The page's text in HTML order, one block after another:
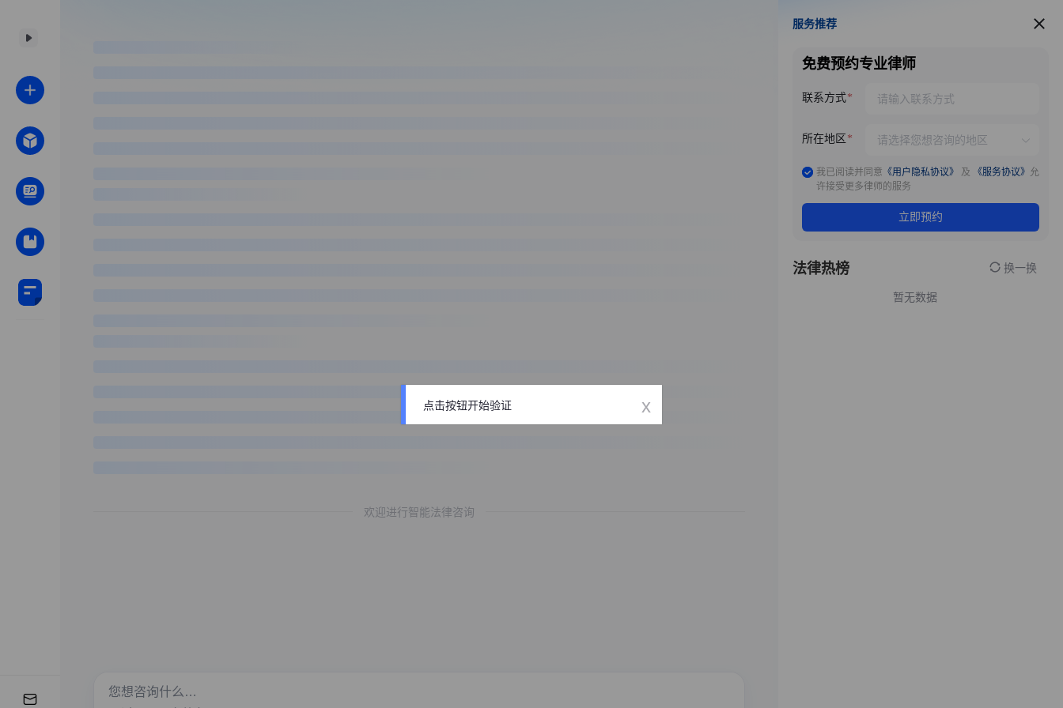
欢迎进行智能法律咨询
服务推荐
服务推荐
免费预约专业律师
联系方式
所在地区
我已阅读并同意 《用户隐私协议》 及 《服务协议》 允
许接受更多律师的服务
立即预约
法律热榜 换一换
暂无数据
点击按钮开始验证 x